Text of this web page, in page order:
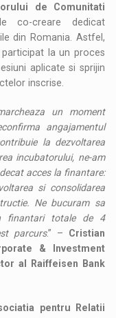
de Comunitati
co-creare dedicat
din Romania. Astfel,
la un proces
aplicate si sprijin
inscrise.
un moment
angajamentul
la dezvoltarea
incubatorului, ne-am
acces la finantare:
si consolidarea
Ne bucuram sa
finantari totale de 4
parcurs.” – Cristian
& Investment
al Raiffeisen Bank
pentru Relatii